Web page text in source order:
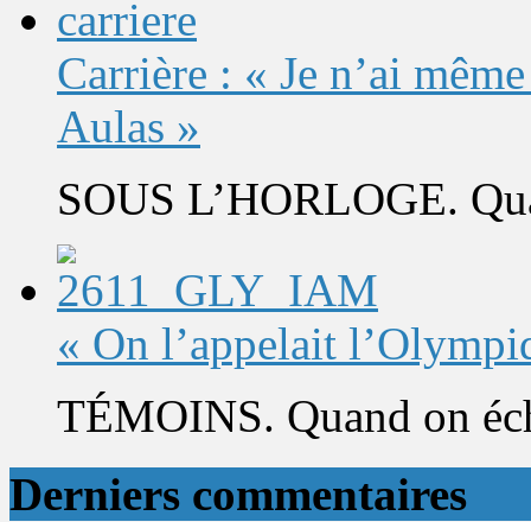
Carrière : « Je n’ai
Aulas »
SOUS L’HORLOGE.
« On l’appelait
TÉMOINS. Quand on
Derniers commentaires